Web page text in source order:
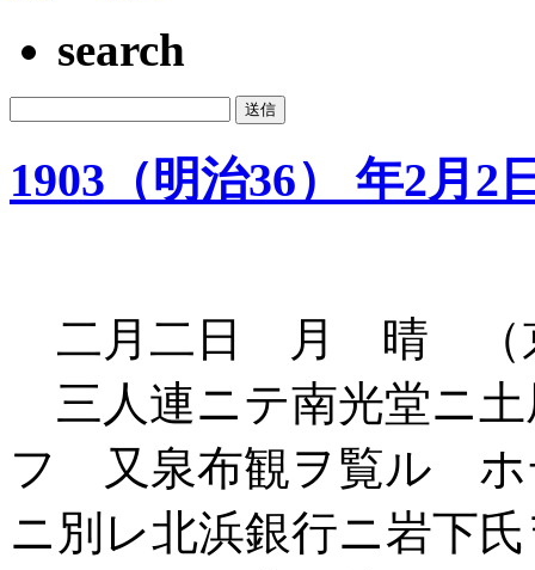
search
1903（明治36） 年2月2
二月二日 月 晴 （
三人連ニテ南光堂ニ
フ 又泉布観ヲ覧ル ホ
ニ別レ北浜銀行ニ岩下